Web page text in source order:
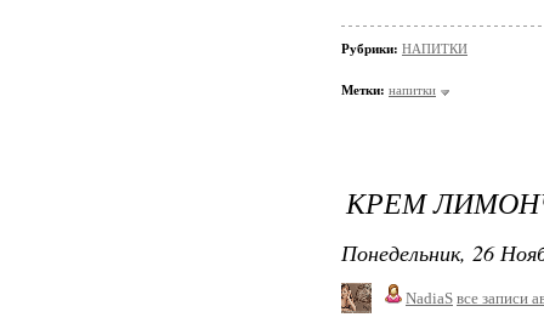
Рубрики: НАПИТКИ
Метки: напитки
КРЕМ
Понедельник, 26
NadiaS все записи